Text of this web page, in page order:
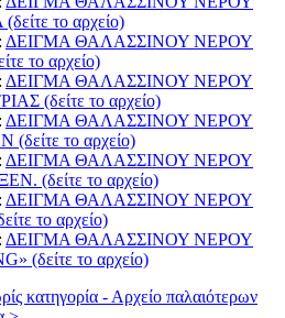
το αρχείο)
ΔΕΙΓΜΑ ΘΑΛΑΣΣΙΝΟΥ ΝΕΡΟΥ
το αρχείο)
ΔΕΙΓΜΑ ΘΑΛΑΣΣΙΝΟΥ ΝΕΡΟΥ
(δείτε το αρχείο)
ΔΕΙΓΜΑ ΘΑΛΑΣΣΙΝΟΥ ΝΕΡΟΥ
το αρχείο)
ΔΕΙΓΜΑ ΘΑΛΑΣΣΙΝΟΥ ΝΕΡΟΥ
(δείτε το αρχείο)
ΔΕΙΓΜΑ ΘΑΛΑΣΣΙΝΟΥ ΝΕΡΟΥ
το αρχείο)
ΔΕΙΓΜΑ ΘΑΛΑΣΣΙΝΟΥ ΝΕΡΟΥ
(δείτε το αρχείο)
κατηγορία - Αρχείο παλαιότερων